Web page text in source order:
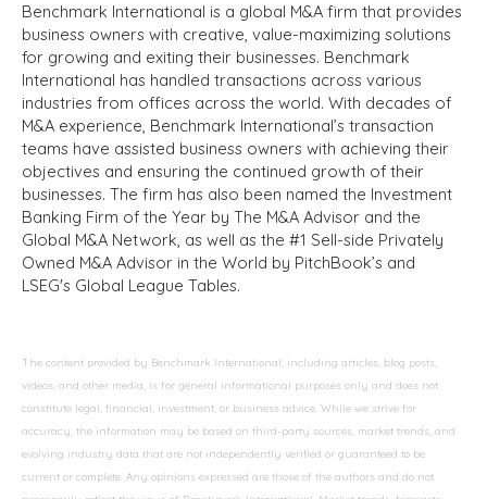
Benchmark International is a global M&A firm that provides
business owners with creative, value-maximizing solutions
for growing and exiting their businesses. Benchmark
International has handled transactions across various
industries from offices across the world. With decades of
M&A experience, Benchmark International’s transaction
teams have assisted business owners with achieving their
objectives and ensuring the continued growth of their
businesses. The firm has also been named the Investment
Banking Firm of the Year by The M&A Advisor and the
Global M&A Network, as well as the #1 Sell-side Privately
Owned M&A Advisor in the World by PitchBook’s and
LSEG's Global League Tables.
The content provided by Benchmark International, including articles, blog posts,
videos, and other media, is for general informational purposes only and does not
constitute legal, financial, investment, or business advice. While we strive for
accuracy, the information may be based on third-party sources, market trends, and
evolving industry data that are not independently verified or guaranteed to be
current or complete. Any opinions expressed are those of the authors and do not